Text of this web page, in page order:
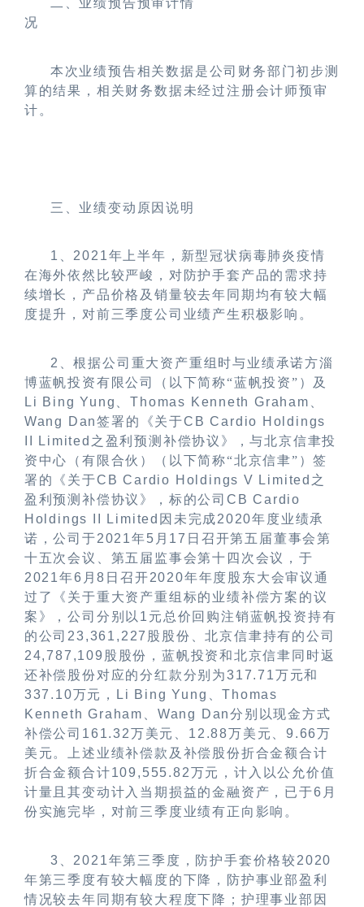
二、业绩预告预审计情
况
本次业绩预告相关数据是公司财务部门初步测
算的结果，相关财务数据未经过注册会计师预审
计。
三、业绩变动原因说明
1 2021年上半年，新型冠状病毒肺炎疫情
在海外依然比较严峻，对防护手套产品的需求持
续增长，产品价格及销量较去年同期均有较大幅
度提升，对前三季度公司业绩产生积极影响。
2
、根据公司重大资产重组时与业绩承诺方淄
博蓝帆投资有限公司（以下简称“蓝帆投资”）及
Li Bing Yung
、Thomas Kenneth Graham
Wang Dan签署的《关于CB Cardio Holdings
II Limited 之盈利预测补偿协议》，与北京信聿投
资中心（有限合伙）（以下简称“北京信聿”）签
署的《关于CB Cardio Holdings V Limited 之
盈利预测补偿协议》，标的公司 CB Cardio
Holdings II Limited 因未完成2020年度业绩承
诺，公司于2021年5 月 17 日召开第五届董事会第
十五次会议、第五届监事会第十四次会议，于
2021年6 月8 日召开2020年年度股东大会审议通
过了《关于重大资产重组标的业绩补偿方案的议
案》，公司分别以 1 元总价回购注销蓝帆投资持有
的公司 23,361,227 股股份、北京信聿持有的公司
24,787,109 股股份，蓝帆投资和北京信聿同时返
还补偿股份对应的分红款分别为317.71万元和
337.10万元， Li Bing Yung 、Thomas
Kenneth Graham
Wang Dan分别以现金方式
补偿公司 161.32万美元、 12.88万美元、9.66万
美元。上述业绩补偿款及补偿股份折合金额合计
折合金额合计109,555.82万元，计入以公允价值
计量且其变动计入当期损益的金融资产，已于6 月
份实施完毕，对前三季度业绩有正向影响。
3 2021年第三季度，防护手套价格较 2020
年第三季度有较大幅度的下降，防护事业部盈利
情况较去年同期有较大程度下降；护理事业部因